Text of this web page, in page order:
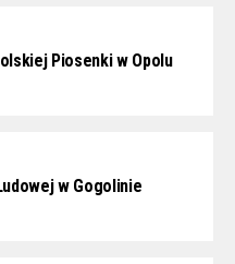
Piosenki w Opolu
w Gogolinie